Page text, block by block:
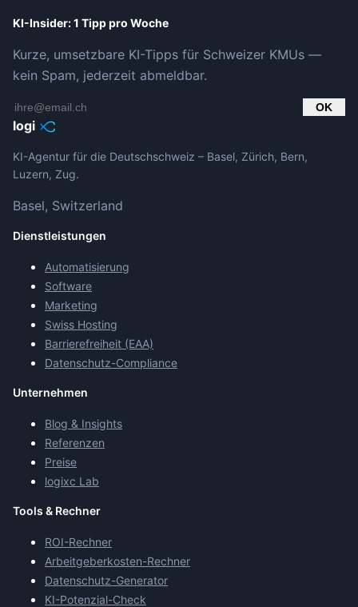
KI-Insider: 1 Tipp pro Woche
Kurze, umsetzbare KI-Tipps für Schweizer KMUs —
kein Spam, jederzeit abmeldbar.
OK
logi
KI-Agentur für die Deutschschweiz – Basel, Zürich, Bern,
Luzern, Zug.
Basel, Switzerland
Dienstleistungen
Automatisierung
Software
Marketing
Swiss Hosting
Barrierefreiheit (EAA)
Datenschutz-Compliance
Unternehmen
Blog & Insights
Referenzen
Preise
logixc Lab
Tools & Rechner
ROI-Rechner
Arbeitgeberkosten-Rechner
Datenschutz-Generator
KI-Potenzial-Check